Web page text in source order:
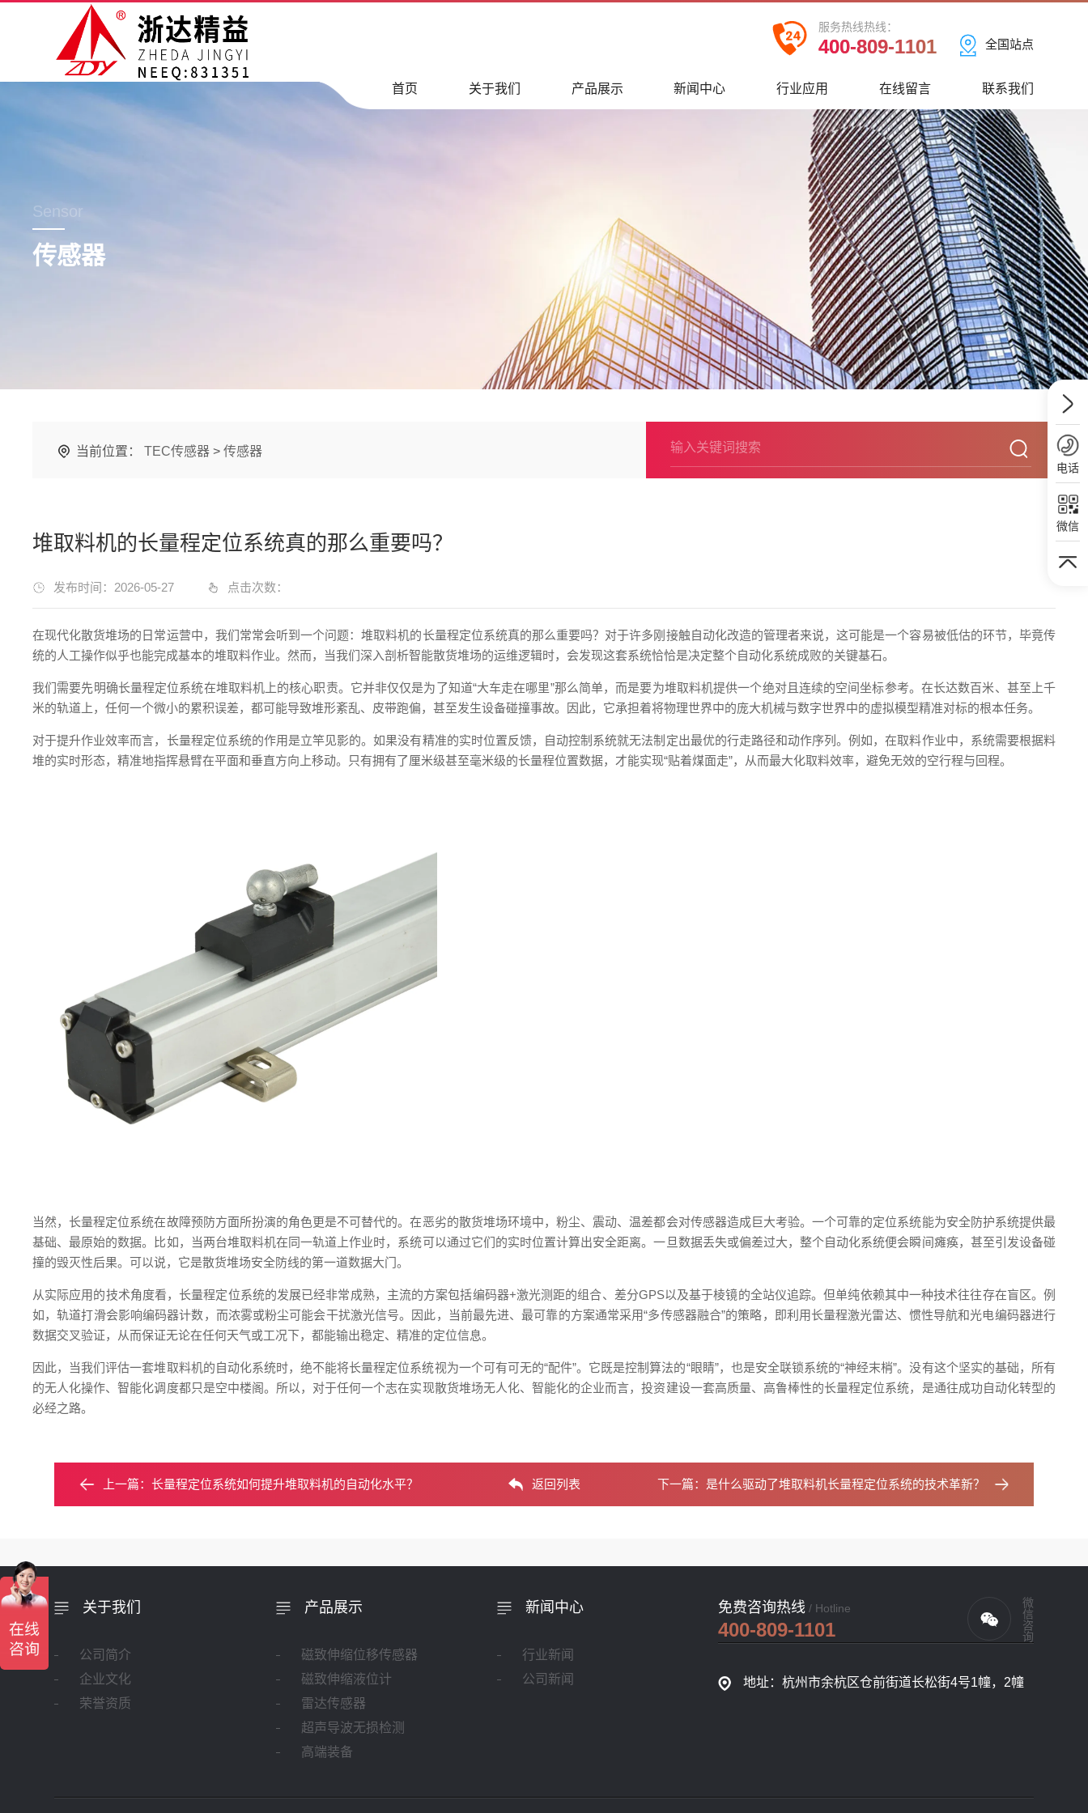
全国站点
服务热线热线：
400-809-1101
首页 关于我们 产品展示 新闻中心 行业应用 在线留言 联系我们
Sensor
传感器
当前位置： TEC传感器 > 传感器
堆取料机的长量程定位系统真的那么重要吗？
发布时间：2026-05-27 点击次数：
在现代化散货堆场的日常运营中，我们常常会听到一个问题：堆取料机的长量程定位系统真的那么重要吗？对于许多刚接触自动化改造的管理者来说，这可能是一个容易被低估的环节，毕竟传
统的人工操作似乎也能完成基本的堆取料作业。然而，当我们深入剖析智能散货堆场的运维逻辑时，会发现这套系统恰恰是决定整个自动化系统成败的关键基石。
我们需要先明确长量程定位系统在堆取料机上的核心职责。它并非仅仅是为了知道“大车走在哪里”那么简单，而是要为堆取料机提供一个绝对且连续的空间坐标参考。在长达数百米、甚至上千
米的轨道上，任何一个微小的累积误差，都可能导致堆形紊乱、皮带跑偏，甚至发生设备碰撞事故。因此，它承担着将物理世界中的庞大机械与数字世界中的虚拟模型精准对标的根本任务。
对于提升作业效率而言，长量程定位系统的作用是立竿见影的。如果没有精准的实时位置反馈，自动控制系统就无法制定出最优的行走路径和动作序列。例如，在取料作业中，系统需要根据料
堆的实时形态，精准地指挥悬臂在平面和垂直方向上移动。只有拥有了厘米级甚至毫米级的长量程位置数据，才能实现“贴着煤面走”，从而最大化取料效率，避免无效的空行程与回程。
当然，长量程定位系统在故障预防方面所扮演的角色更是不可替代的。在恶劣的散货堆场环境中，粉尘、震动、温差都会对传感器造成巨大考验。一个可靠的定位系统能为安全防护系统提供最
基础、最原始的数据。比如，当两台堆取料机在同一轨道上作业时，系统可以通过它们的实时位置计算出安全距离。一旦数据丢失或偏差过大，整个自动化系统便会瞬间瘫痪，甚至引发设备碰
撞的毁灭性后果。可以说，它是散货堆场安全防线的第一道数据大门。
从实际应用的技术角度看，长量程定位系统的发展已经非常成熟，主流的方案包括编码器+激光测距的组合、差分GPS以及基于棱镜的全站仪追踪。但单纯依赖其中一种技术往往存在盲区。例
如，轨道打滑会影响编码器计数，而浓雾或粉尘可能会干扰激光信号。因此，当前最先进、最可靠的方案通常采用“多传感器融合”的策略，即利用长量程激光雷达、惯性导航和光电编码器进行
数据交叉验证，从而保证无论在任何天气或工况下，都能输出稳定、精准的定位信息。
因此，当我们评估一套堆取料机的自动化系统时，绝不能将长量程定位系统视为一个可有可无的“配件”。它既是控制算法的“眼睛”，也是安全联锁系统的“神经末梢”。没有这个坚实的基础，所有
的无人化操作、智能化调度都只是空中楼阁。所以，对于任何一个志在实现散货堆场无人化、智能化的企业而言，投资建设一套高质量、高鲁棒性的长量程定位系统，是通往成功自动化转型的
必经之路。
上一篇：长量程定位系统如何提升堆取料机的自动化水平？ 返回列表 下一篇： 是什么驱动了堆取料机长量程定位系统的技术革新？
免费咨询热线 / Hotline
400-809-1101 微信咨询
地址：杭州市余杭区仓前街道长松街4号1幢，2幢
关于我们
公司简介
企业文化
荣誉资质
产品展示
磁致伸缩位移传感器
磁致伸缩液位计
雷达传感器
超声导波无损检测
高端装备
新闻中心
行业新闻
公司新闻
电话
微信